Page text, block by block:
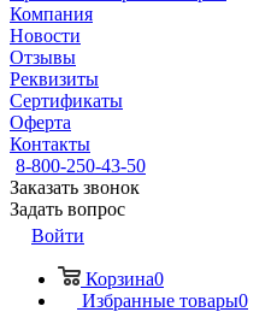
Компания
Новости
Отзывы
Реквизиты
Сертификаты
Оферта
Контакты
8-800-250-43-50
Заказать звонок
Задать вопрос
Войти
Корзина0
Избранные товары0